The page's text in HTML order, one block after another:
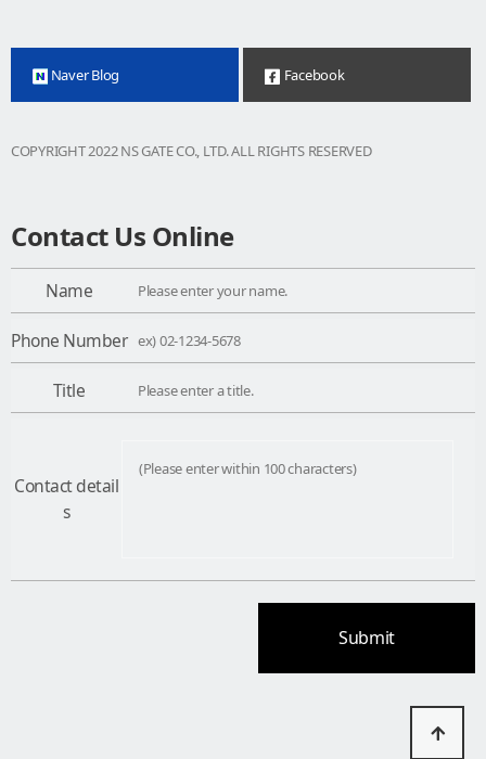
Naver Blog Facebook
COPYRIGHT 2022 NS GATE CO., LTD. ALL RIGHTS RESERVED
Contact Us Online
Name
Phone Number
Title
Contact detail
s